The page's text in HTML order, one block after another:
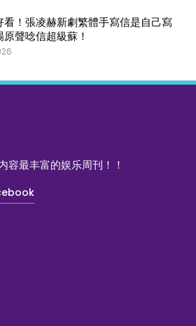
看！張凌赫新劇繁體手寫信是自己寫
原聲唸信超級蘇！
容最丰富的娱乐周刊！！